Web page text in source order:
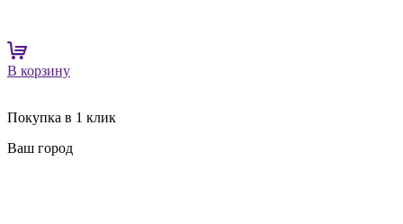
В корзину
Покупка в 1 клик
Ваш город